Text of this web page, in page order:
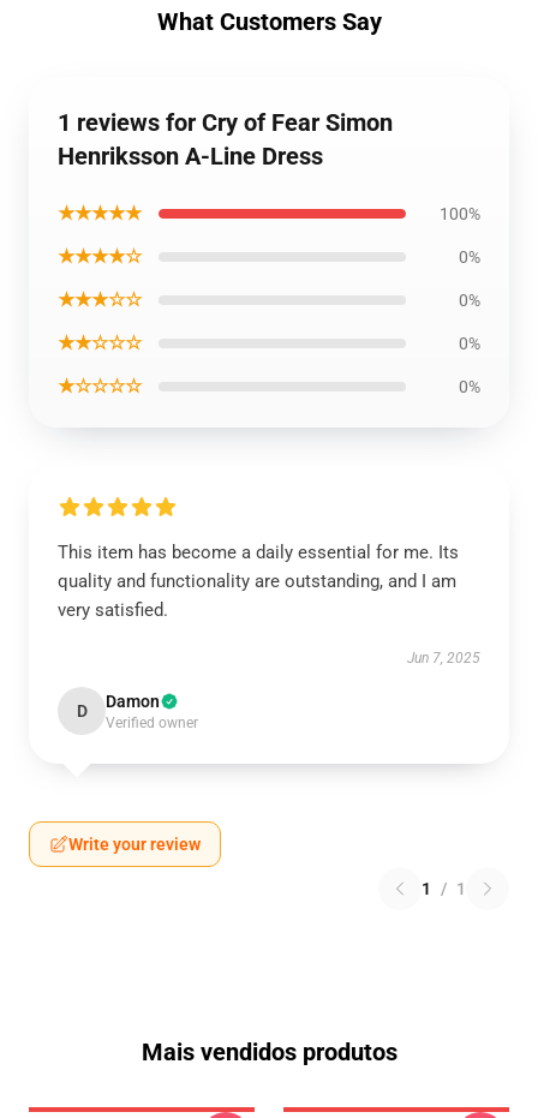
What Customers Say
1 reviews for Cry of Fear Simon
Henriksson A-Line Dress
★★★★★ 100%
★★★★☆ 0%
★★★☆☆ 0%
★★☆☆☆ 0%
★☆☆☆☆ 0%
This item has become a daily essential for me. Its
quality and functionality are outstanding, and I am
very satisfied.
Jun 7, 2025
D Damon
Verified owner
Write your review
1 / 1
Mais vendidos produtos